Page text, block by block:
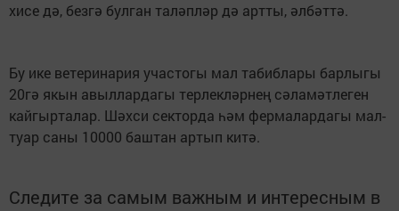
хисе дә, безгә булган таләпләр дә артты, әлбәттә.
Бу ике ветеринария участогы мал табиблары барлыгы
20гә якын авыллардагы терлекләрнең сәламәтлеген
кайгырталар. Шәхси секторда һәм фермалардагы мал-
туар саны 10000 баштан артып китә.
Следите за самым важным и интересным в